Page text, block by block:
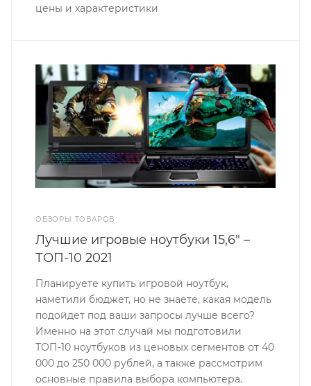
цены и характеристики
ОБЗОРЫ ТОВАРОВ
Лучшие игровые ноутбуки 15,6" –
ТОП-10 2021
Планируете купить игровой ноутбук,
наметили бюджет, но не знаете, какая модель
подойдет под ваши запросы лучше всего?
Именно на этот случай мы подготовили
ТОП-10 ноутбуков из ценовых сегментов от 40
000 до 250 000 рублей, а также рассмотрим
основные правила выбора компьютера.